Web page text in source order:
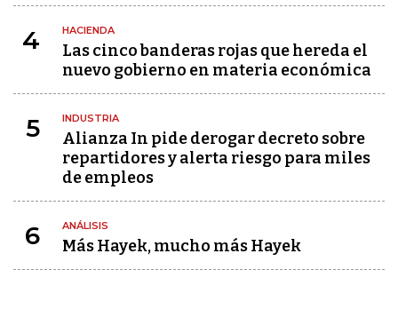
4 HACIENDA
Las cinco banderas rojas que hereda el
nuevo gobierno en materia económica
5 INDUSTRIA
Alianza In pide derogar decreto sobre
repartidores y alerta riesgo para miles
de empleos
6 ANÁLISIS
Más Hayek, mucho más Hayek